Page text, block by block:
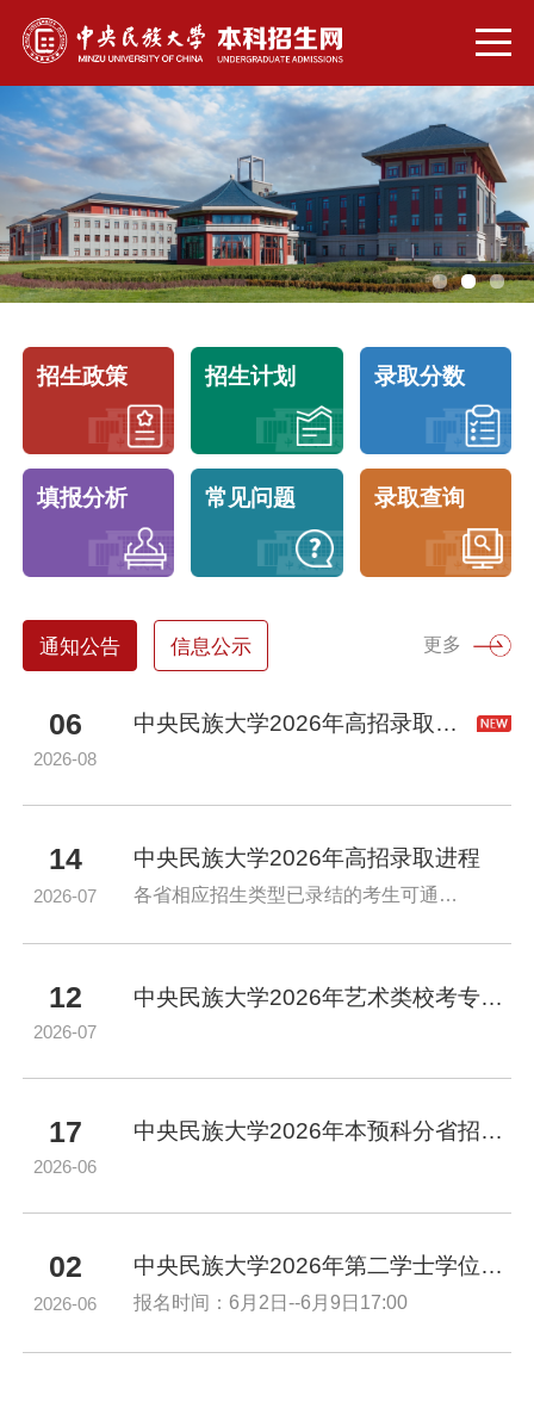
招生政策 招生计划 录取分数
填报分析 常见问题 录取查询
更多
通知公告 信息公示
06 中央民族大学2026年高招录取后续工作安排
2026-08
14 中央民族大学2026年高招录取进程
2026-07 各省相应招生类型已录结的考生可通过“录取查询”板块查询本人录取结果
12 中央民族大学2026年艺术类校考专业拟录取原则及分数线
2026-07
17 中央民族大学2026年本预科分省招生简章活页
2026-06
02 中央民族大学2026年第二学士学位招生简章
2026-06 报名时间：6月2日--6月9日17:00